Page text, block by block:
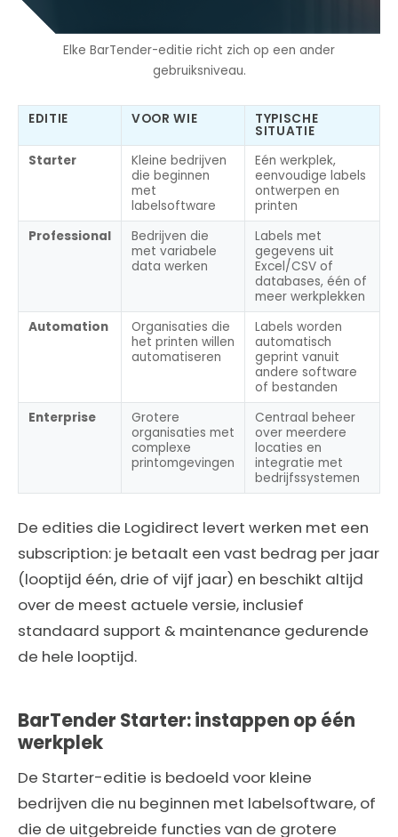
Elke BarTender-editie richt zich op een ander
gebruiksniveau.
EDITIE VOOR WIE TYPISCHE
SITUATIE
Starter
Kleine bedrijven
die beginnen
met
labelsoftware
Eén werkplek,
eenvoudige labels
ontwerpen en
printen
Professional
Bedrijven die
met variabele
data werken
Labels met
gegevens uit
Excel/CSV of
databases, één of
meer werkplekken
Automation
Organisaties die
het printen willen
automatiseren
Labels worden
automatisch
geprint vanuit
andere software
of bestanden
Enterprise
Grotere
organisaties met
complexe
printomgevingen
Centraal beheer
over meerdere
locaties en
integratie met
bedrijfssystemen
De edities die Logidirect levert werken met een
subscription: je betaalt een vast bedrag per jaar
(looptijd één, drie of vijf jaar) en beschikt altijd
over de meest actuele versie, inclusief
standaard support & maintenance gedurende
de hele looptijd.
BarTender Starter: instappen op één
werkplek
De Starter-editie is bedoeld voor kleine
bedrijven die nu beginnen met labelsoftware, of
die de uitgebreide functies van de grotere